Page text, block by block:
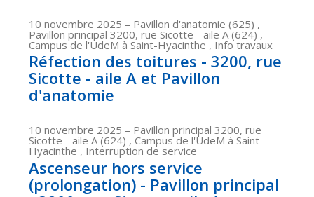
10 novembre 2025 – Pavillon d'anatomie (625) ,
Pavillon principal 3200, rue Sicotte - aile A (624) ,
Campus de l'UdeM à Saint-Hyacinthe , Info travaux
Réfection des toitures - 3200, rue
Sicotte - aile A et Pavillon
d'anatomie
10 novembre 2025 – Pavillon principal 3200, rue
Sicotte - aile A (624) , Campus de l'UdeM à Saint-
Hyacinthe , Interruption de service
Ascenseur hors service
(prolongation) - Pavillon principal